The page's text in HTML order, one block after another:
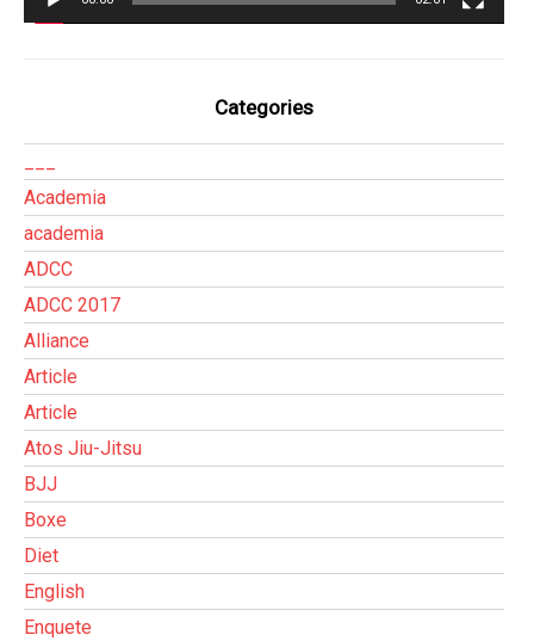
Categories
Academia
academia
ADCC
ADCC 2017
Alliance
Article
Article
Atos Jiu-Jitsu
BJJ
Boxe
Diet
English
Enquete